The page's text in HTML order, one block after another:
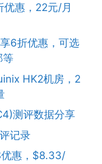
优惠，22元/月
6折优惠，可选
等
HK2机房，2
测评数据分享
记录
优惠，$8.33/